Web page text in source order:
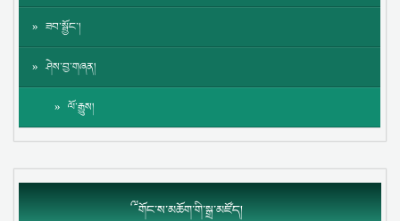
ཟབ་སྦྱོང་།
ཤེས་བྱ་གཞན།
ལོ་རྒྱུས།
༸གོང་ས་མཆོག་གི་སྒྲ་མཛོད།